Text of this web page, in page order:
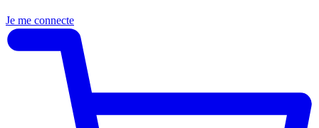
Je me connecte